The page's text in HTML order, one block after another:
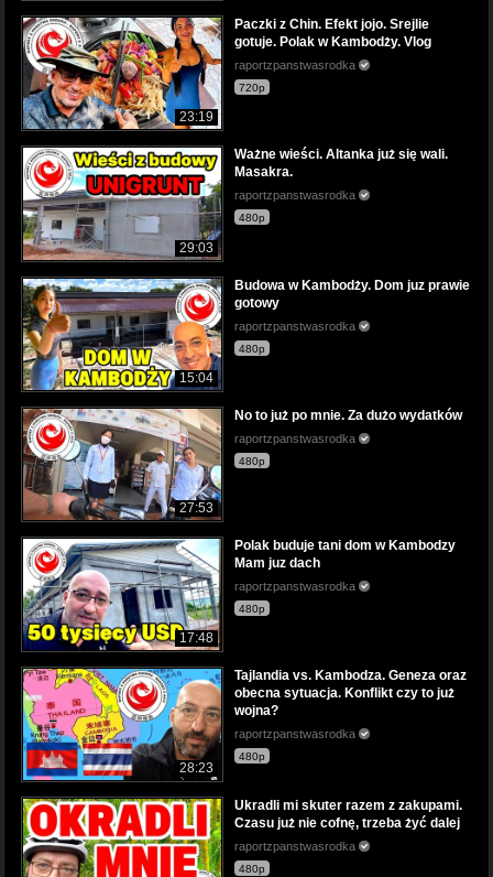
23:19
Paczki z Chin. Efekt jojo. Srejlie
gotuje. Polak w Kambodży. Vlog
raportzpanstwasrodka
720p
29:03
Ważne wieści. Altanka już się wali.
Masakra.
raportzpanstwasrodka
480p
15:04
Budowa w Kambodży. Dom juz prawie
gotowy
raportzpanstwasrodka
480p
27:53
No to już po mnie. Za dużo wydatków
raportzpanstwasrodka
480p
17:48
Polak buduje tani dom w Kambodzy
Mam juz dach
raportzpanstwasrodka
480p
28:23
Tajlandia vs. Kambodza. Geneza oraz
obecna sytuacja. Konflikt czy to już
wojna?
raportzpanstwasrodka
480p
Ukradli mi skuter razem z zakupami.
Czasu już nie cofnę, trzeba żyć dalej
raportzpanstwasrodka
480p